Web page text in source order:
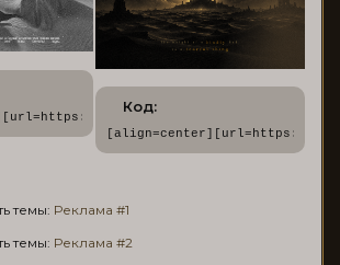
dune.rusff.me/][img]https://
Код:
[align=center][url=https://
темы: Реклама #1
темы: Реклама #2